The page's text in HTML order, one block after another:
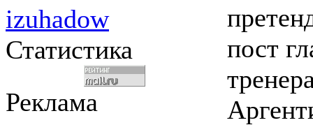
izuhadow
Статистика
Реклама
пост